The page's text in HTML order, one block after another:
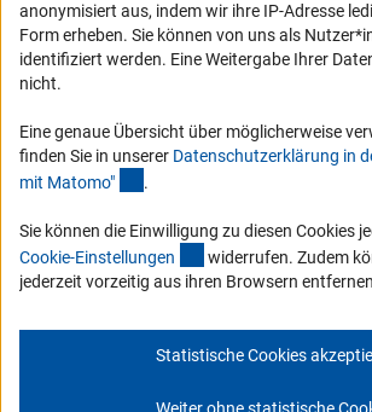
Erhalten Sie Neuigkeiten aus der DFG direkt in Ihr
schauen Sie sich die Ausgaben online an.
Zum Newsletter
Impressum Datenschutz Cookie-
Service
anonymisiert aus, indem wir ihre IP-Adresse
Form erheben. Sie können von uns als
identifiziert werden. Eine Weitergabe Ihrer
nicht.
Eine genaue Übersicht über möglicherweise
finden Sie in unserer Datenschutzerklärung in
mit Matomo" .
Sie können die Einwilligung zu diesen Cookies
Cookie-Einstellungen (interner Link)
widerrufen. Zudem
jederzeit vorzeitig aus ihren Browsern
Statistische Cookies